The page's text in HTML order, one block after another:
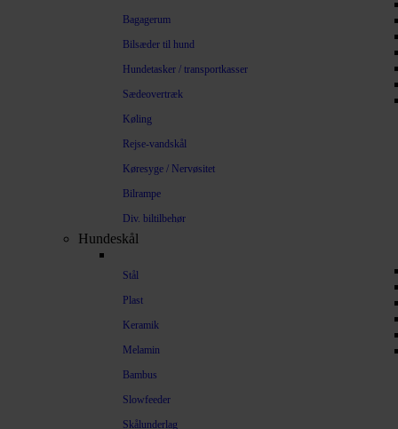
Bagagerum
Bilsæder til hund
Hundetasker / transportkasser
Sædeovertræk
Køling
Rejse-vandskål
Køresyge / Nervøsitet
Bilrampe
Div. biltilbehør
Hundeskål
Stål
Plast
Keramik
Melamin
Bambus
Slowfeeder
Skålunderlag